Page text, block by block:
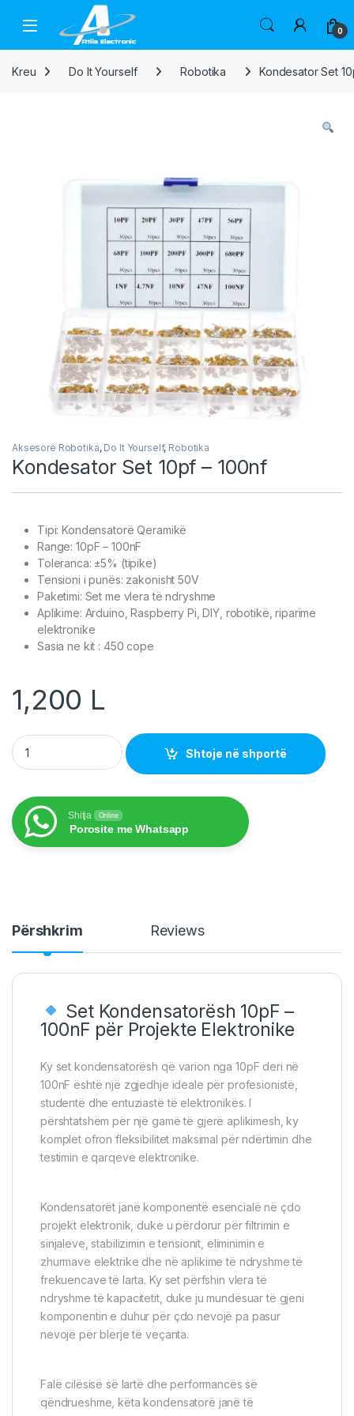
Skip to navigation
Open 0
Kreu Do It Yourself Robotika Kondesator Set
Aksesorë Robotika, Do It Yourself, Robotika
Kondesator Set 10pf – 100nf
Tipi: Kondensatorë Qeramikë
Range: 10pF – 100nF
Toleranca: ±5% (tipike)
Tensioni i punës: zakonisht 50V
Paketimi: Set me vlera të ndryshme
Aplikime: Arduino, Raspberry Pi, DIY, robotikë, riparime
elektronike
Sasia ne kit : 450 cope
1,200 L
Kondesator Set 10pf - 100nf quantity
Shtoje në shportë
Shitja Online
Porosite me Whatsapp
Përshkrim Reviews
Set Kondensatorësh 10pF –
100nF për Projekte Elektronike
Ky set kondensatorësh që varion nga 10pF deri në
100nF është një zgjedhje ideale për profesionistë,
studentë dhe entuziastë të elektronikës. I
përshtatshëm për një gamë të gjerë aplikimesh, ky
komplet ofron fleksibilitet maksimal për ndërtimin dhe
testimin e qarqeve elektronike.
Kondensatorët janë komponentë esencialë në çdo
projekt elektronik, duke u përdorur për filtrimin e
sinjaleve, stabilizimin e tensionit, eliminimin e
zhurmave elektrike dhe në aplikime të ndryshme të
frekuencave të larta. Ky set përfshin vlera të
ndryshme të kapacitetit, duke ju mundësuar të gjeni
komponentin e duhur për çdo nevojë pa pasur
nevojë për blerje të veçanta.
Falë cilësisë së lartë dhe performancës së
qëndrueshme, këta kondensatorë janë të